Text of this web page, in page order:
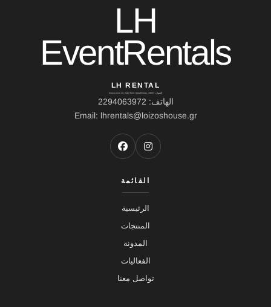
LH
EventRentals
LH RENTAL
العنوان: Ierou Loxou 10, Kato Souli, Marathonas, 19007
الهاتف: 2294063972
Email: lhrentals@loizoshouse.gr
القائمة
الرئيسية
المنتجات
المدونة
الفعاليات
تواصل معنا